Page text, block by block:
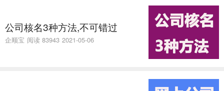
公司核名3种方法,不可错过
企顺宝 阅读 83943 2021-05-06